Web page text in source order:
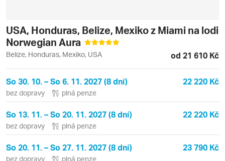
USA, Honduras, Belize, Mexiko z Miami na lodi
Norwegian Aura
Belize, Honduras, Mexiko, USA od 21 610 Kč
So 30. 10. – So 6. 11. 2027 (8 dní) 22 220 Kč
bez dopravy plná penze
So 13. 11. – So 20. 11. 2027 (8 dní) 22 220 Kč
bez dopravy plná penze
So 20. 11. – So 27. 11. 2027 (8 dní) 23 790 Kč
bez dopravy plná penze